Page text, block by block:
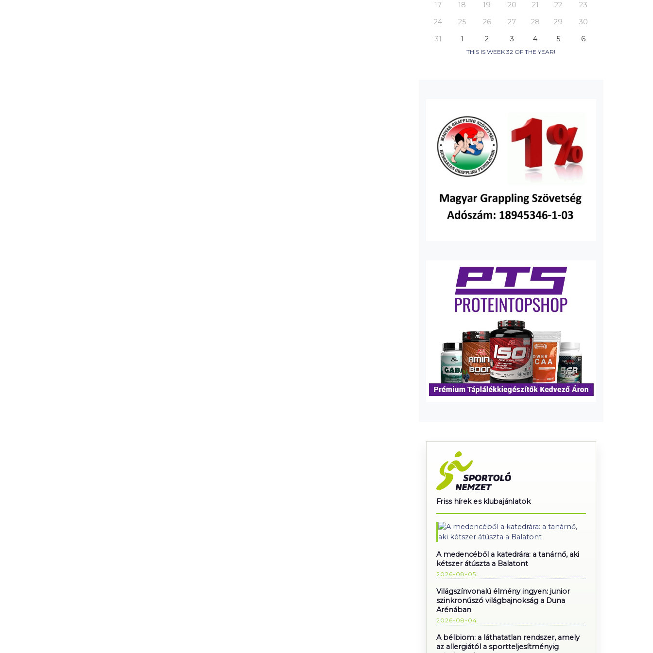
17 18 19 20 21 22
23
24
25 26 27 28 29
30
31
1 2 3 4 5 6
THIS IS WEEK 32 OF THE YEAR!
Friss hírek es klubajánlatok
A medencéből a katedrára: a tanárnő, aki
kétszer átúszta a Balatont
2026-08-05
Világszínvonalú élmény ingyen: junior
szinkronúszó világbajnokság a Duna
Arénában
2026-08-04
A bélbiom: a láthatatlan rendszer, amely
az allergiától a sportteljesítményig